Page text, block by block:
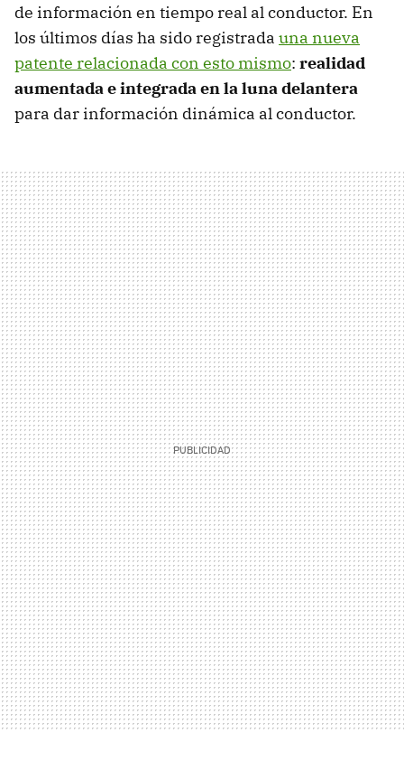
de información en tiempo real al conductor. En
los últimos días ha sido registrada una nueva
patente relacionada con esto mismo: realidad
aumentada e integrada en la luna delantera
para dar información dinámica al conductor.